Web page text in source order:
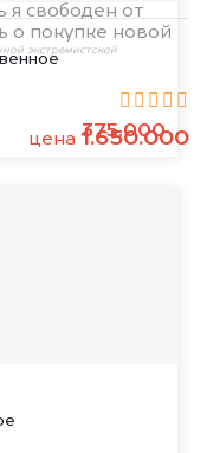
375.000
я свободен от
о покупке новой
цена 1.650.000
экстремистской